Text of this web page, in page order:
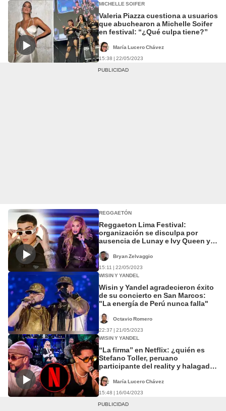
MICHELLE SOIFER
Valeria Piazza cuestiona a usuarios
que abuchearon a Michelle Soifer
en festival: “¿Qué culpa tiene?”
María Lucero Chávez
15:38 | 22/05/2023
REGGAETÓN
Reggaeton Lima Festival:
organización se disculpa por
ausencia de Lunay e Ivy Queen y
Bryan Zelvaggio
15:11 | 22/05/2023
WISIN Y YANDEL
Wisin y Yandel agradecieron éxito
de su concierto en San Marcos:
"La energía de Perú nunca falla"
Octavio Romero
22:37 | 21/05/2023
WISIN Y YANDEL
“La firma” en Netflix: ¿quién es
Stefano Toller, peruano
participante del reality y halagado
María Lucero Chávez
15:48 | 16/04/2023